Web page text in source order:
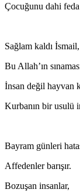
Çocuğunu dahi
Sağlam kaldı İsmail,
Bu
İnsan
Bayram günleri
Affedenler barışır.
Bozuşan insanlar,